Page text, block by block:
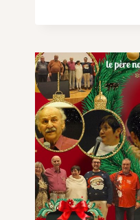
&